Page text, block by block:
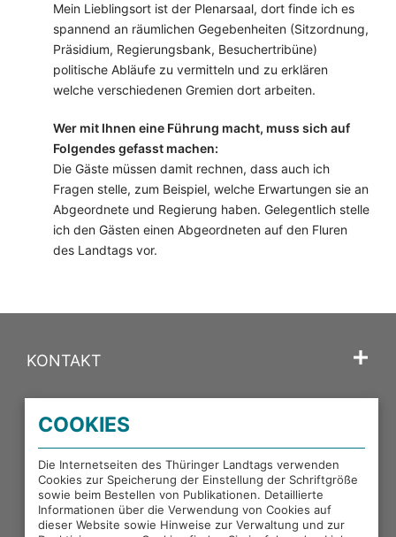
Mein Lieblingsort ist der Plenarsaal, dort finde ich es
spannend an räumlichen Gegebenheiten (Sitzordnung,
Präsidium, Regierungsbank, Besuchertribüne)
politische Abläufe zu vermitteln und zu erklären
welche verschiedenen Gremien dort arbeiten.
Wer mit Ihnen eine Führung macht, muss sich auf
Folgendes gefasst machen:
Die Gäste müssen damit rechnen, dass auch ich
Fragen stelle, zum Beispiel, welche Erwartungen sie an
Abgeordnete und Regierung haben. Gelegentlich stelle
ich den Gästen einen Abgeordneten auf den Fluren
des Landtags vor.
KONTAKT
PORTALE DES THÜRINGER LANDTAGS
EXTERNE LINKS
COOKIES
Die Internetseiten des Thüringer Landtags verwenden
Cookies zur Speicherung der Einstellung der Schriftgröße
sowie beim Bestellen von Publikationen. Detaillierte
Informationen über die Verwendung von Cookies auf
dieser Website sowie Hinweise zur Verwaltung und zur